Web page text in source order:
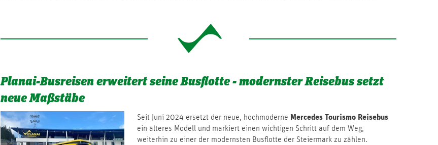
Planai-Busreisen erweitert seine Busflotte - modernster Reisebus setzt
neue Maßstäbe
Seit Juni 2024 ersetzt der neue, hochmoderne Mercedes Tourismo Reisebus
ein älteres Modell und markiert einen wichtigen Schritt auf dem Weg,
weiterhin zu einer der modernsten Busflotte der Steiermark zu zählen.